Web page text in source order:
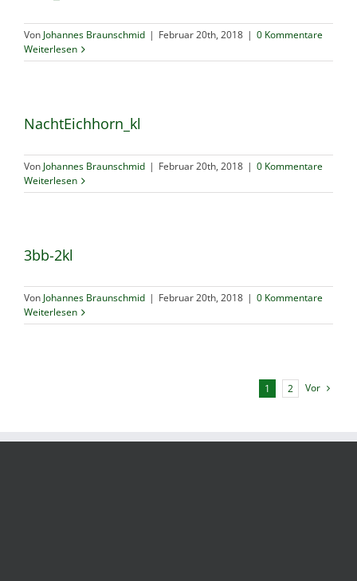
Von Johannes Braunschmid | Februar 20th, 2018 | 0 Kommentare
Weiterlesen
NachtEichhorn_kl
Von Johannes Braunschmid | Februar 20th, 2018 | 0 Kommentare
Weiterlesen
3bb-2kl
Von Johannes Braunschmid | Februar 20th, 2018 | 0 Kommentare
Weiterlesen
1 2 Vor